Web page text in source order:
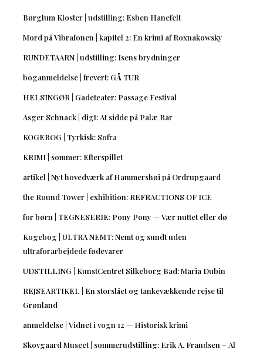
Børglum Kloster | udstilling: Esben Hanefelt
Mord på Vibrafonen | kapitel 2: En krimi af Roxnakowsky
RUNDETAARN | udstilling: Isens brydninger
boganmeldelse | frevert: GÅ TUR
HELSINGØR | Gadeteater: Passage Festival
Asger Schnack | digt: At sidde på Palæ Bar
KOGEBOG | Tyrkisk: Sofra
KRIMI | sommer: Efterspillet
artikel | Nyt hovedværk af Hammershøi på Ordrupgaard
the Round Tower | exhibition: REFRACTIONS OF ICE
for børn | TEGNESERIE: Pony Pony — Vær nuttet eller dø
Kogebog | ULTRA NEMT: Nemt og sundt uden
ultraforarbejdede fødevarer
UDSTILLING | KunstCentret Silkeborg Bad: Maria Dubin
REJSEARTIKEL | En storslået og tankevækkende rejse til
Grønland
anmeldelse | Vidnet i vogn 12 — Historisk krimi
Skovgaard Museet | sommerudstilling: Erik A. Frandsen – Al